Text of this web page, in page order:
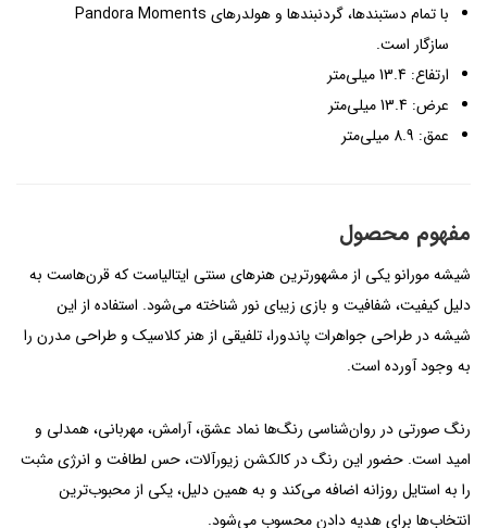
با تمام دستبندها، گردنبندها و هولدرهای Pandora Moments
سازگار است.
ارتفاع: 13.4 میلی‌متر
عرض: 13.4 میلی‌متر
عمق: 8.9 میلی‌متر
مفهوم محصول
شیشه مورانو یکی از مشهورترین هنرهای سنتی ایتالیاست که قرن‌هاست به
دلیل کیفیت، شفافیت و بازی زیبای نور شناخته می‌شود. استفاده از این
شیشه در طراحی جواهرات پاندورا، تلفیقی از هنر کلاسیک و طراحی مدرن را
به وجود آورده است.
رنگ صورتی در روان‌شناسی رنگ‌ها نماد عشق، آرامش، مهربانی، همدلی و
امید است. حضور این رنگ در کالکشن زیورآلات، حس لطافت و انرژی مثبت
را به استایل روزانه اضافه می‌کند و به همین دلیل، یکی از محبوب‌ترین
انتخاب‌ها برای هدیه دادن محسوب می‌شود.